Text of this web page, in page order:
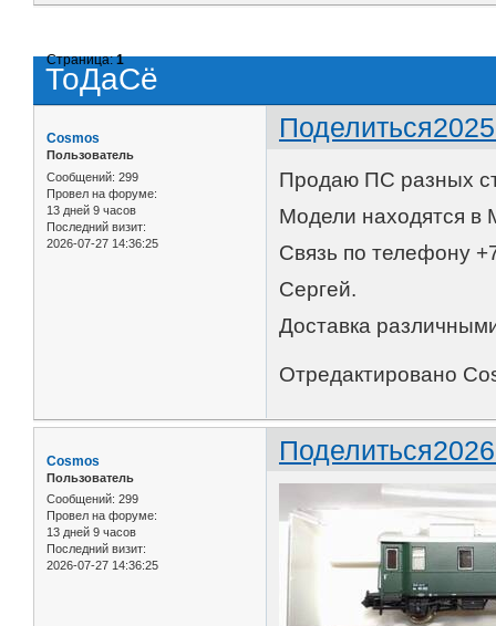
ТоДаСё
Страница:1
Поделиться
Cosmos
Пользователь
Сообщений: 299
Провел на форуме:
13 дней 9 часов
Последний визит:
2026-07-27 14:36:25
Продаю ПС разных
Модели находятся в
Связь по телефону
Сергей.
Доставка
Отредактировано
Поделиться
Cosmos
Пользователь
Сообщений: 299
Провел на форуме:
13 дней 9 часов
Последний визит:
2026-07-27 14:36:25